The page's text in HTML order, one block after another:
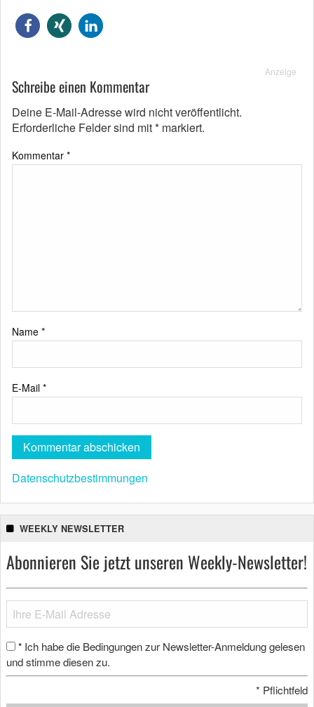
Anzeige
Schreibe einen Kommentar
Deine E-Mail-Adresse wird nicht veröffentlicht.
Erforderliche Felder sind mit* markiert.
Kommentar *
Name *
E-Mail *
Datenschutzbestimmungen
WEEKLY NEWSLETTER
Abonnieren Sie jetzt unseren Weekly-Newsletter!
* Ich habe die Bedingungen zur Newsletter-Anmeldung gelesen
und stimme diesen zu.
* Pflichtfeld